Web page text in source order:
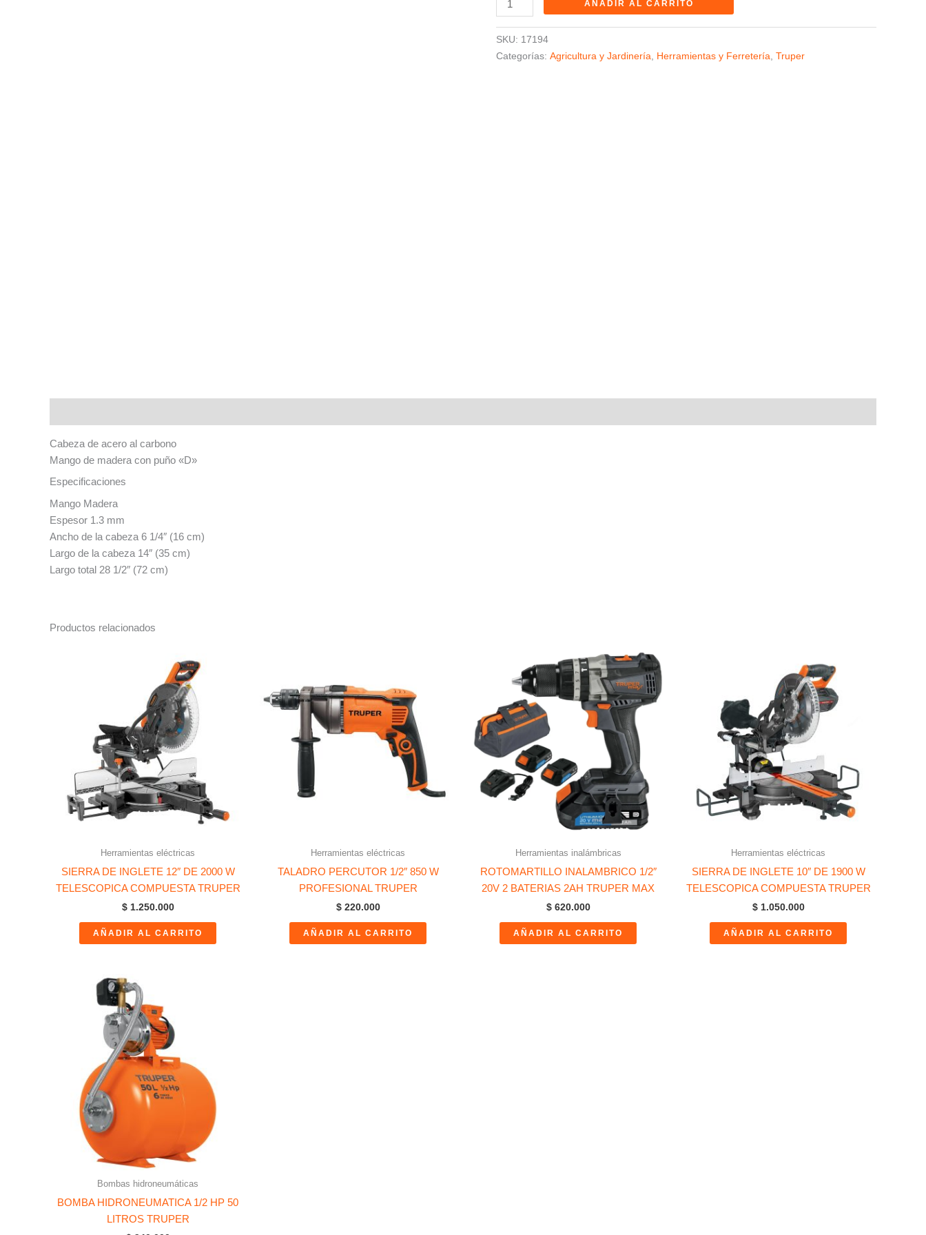
AÑADIR AL CARRITO
SKU: 17194
Categorías: Agricultura y Jardinería, Herramientas y Ferretería, Truper
Cabeza de acero al carbono
Mango de madera con puño «D»
Especificaciones
Mango Madera
Espesor 1.3 mm
Ancho de la cabeza 6 1/4″ (16 cm)
Largo de la cabeza 14″ (35 cm)
Largo total 28 1/2″ (72 cm)
Productos relacionados
Herramientas eléctricas
SIERRA DE INGLETE 12″ DE 2000 W
TELESCOPICA COMPUESTA TRUPER
$1.250.000
AÑADIR AL CARRITO
Herramientas eléctricas
TALADRO PERCUTOR 1/2″ 850 W
PROFESIONAL TRUPER
$220.000
AÑADIR AL CARRITO
Herramientas inalámbricas
ROTOMARTILLO INALAMBRICO 1/2″
20V 2 BATERIAS 2AH TRUPER MAX
$620.000
AÑADIR AL CARRITO
Herramientas eléctricas
SIERRA DE INGLETE 10″ DE 1900 W
TELESCOPICA COMPUESTA TRUPER
$1.050.000
AÑADIR AL CARRITO
Bombas hidroneumáticas
BOMBA HIDRONEUMATICA 1/2 HP 50
LITROS TRUPER